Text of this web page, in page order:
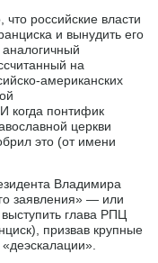
российские власти
и вынудить его
на
американских
когда понтифик
церкви
это (от имени
Владимира
заявления» — или
глава РПЦ
призвав крупные